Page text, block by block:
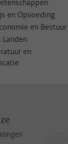
en Opvoeding
en Bestuur
Landen
en